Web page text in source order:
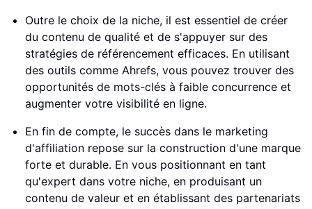
Outre le choix de la niche, il est essentiel de créer
du contenu de qualité et de s'appuyer sur des
stratégies de référencement efficaces. En utilisant
des outils comme Ahrefs, vous pouvez trouver des
opportunités de mots-clés à faible concurrence et
augmenter votre visibilité en ligne.
En fin de compte, le succès dans le marketing
d'affiliation repose sur la construction d'une marque
forte et durable. En vous positionnant en tant
qu'expert dans votre niche, en produisant un
contenu de valeur et en établissant des partenariats